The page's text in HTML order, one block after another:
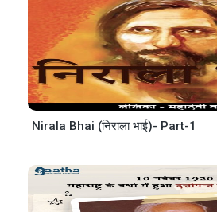
Nirala Bhai (निराला भाई)- Part-1